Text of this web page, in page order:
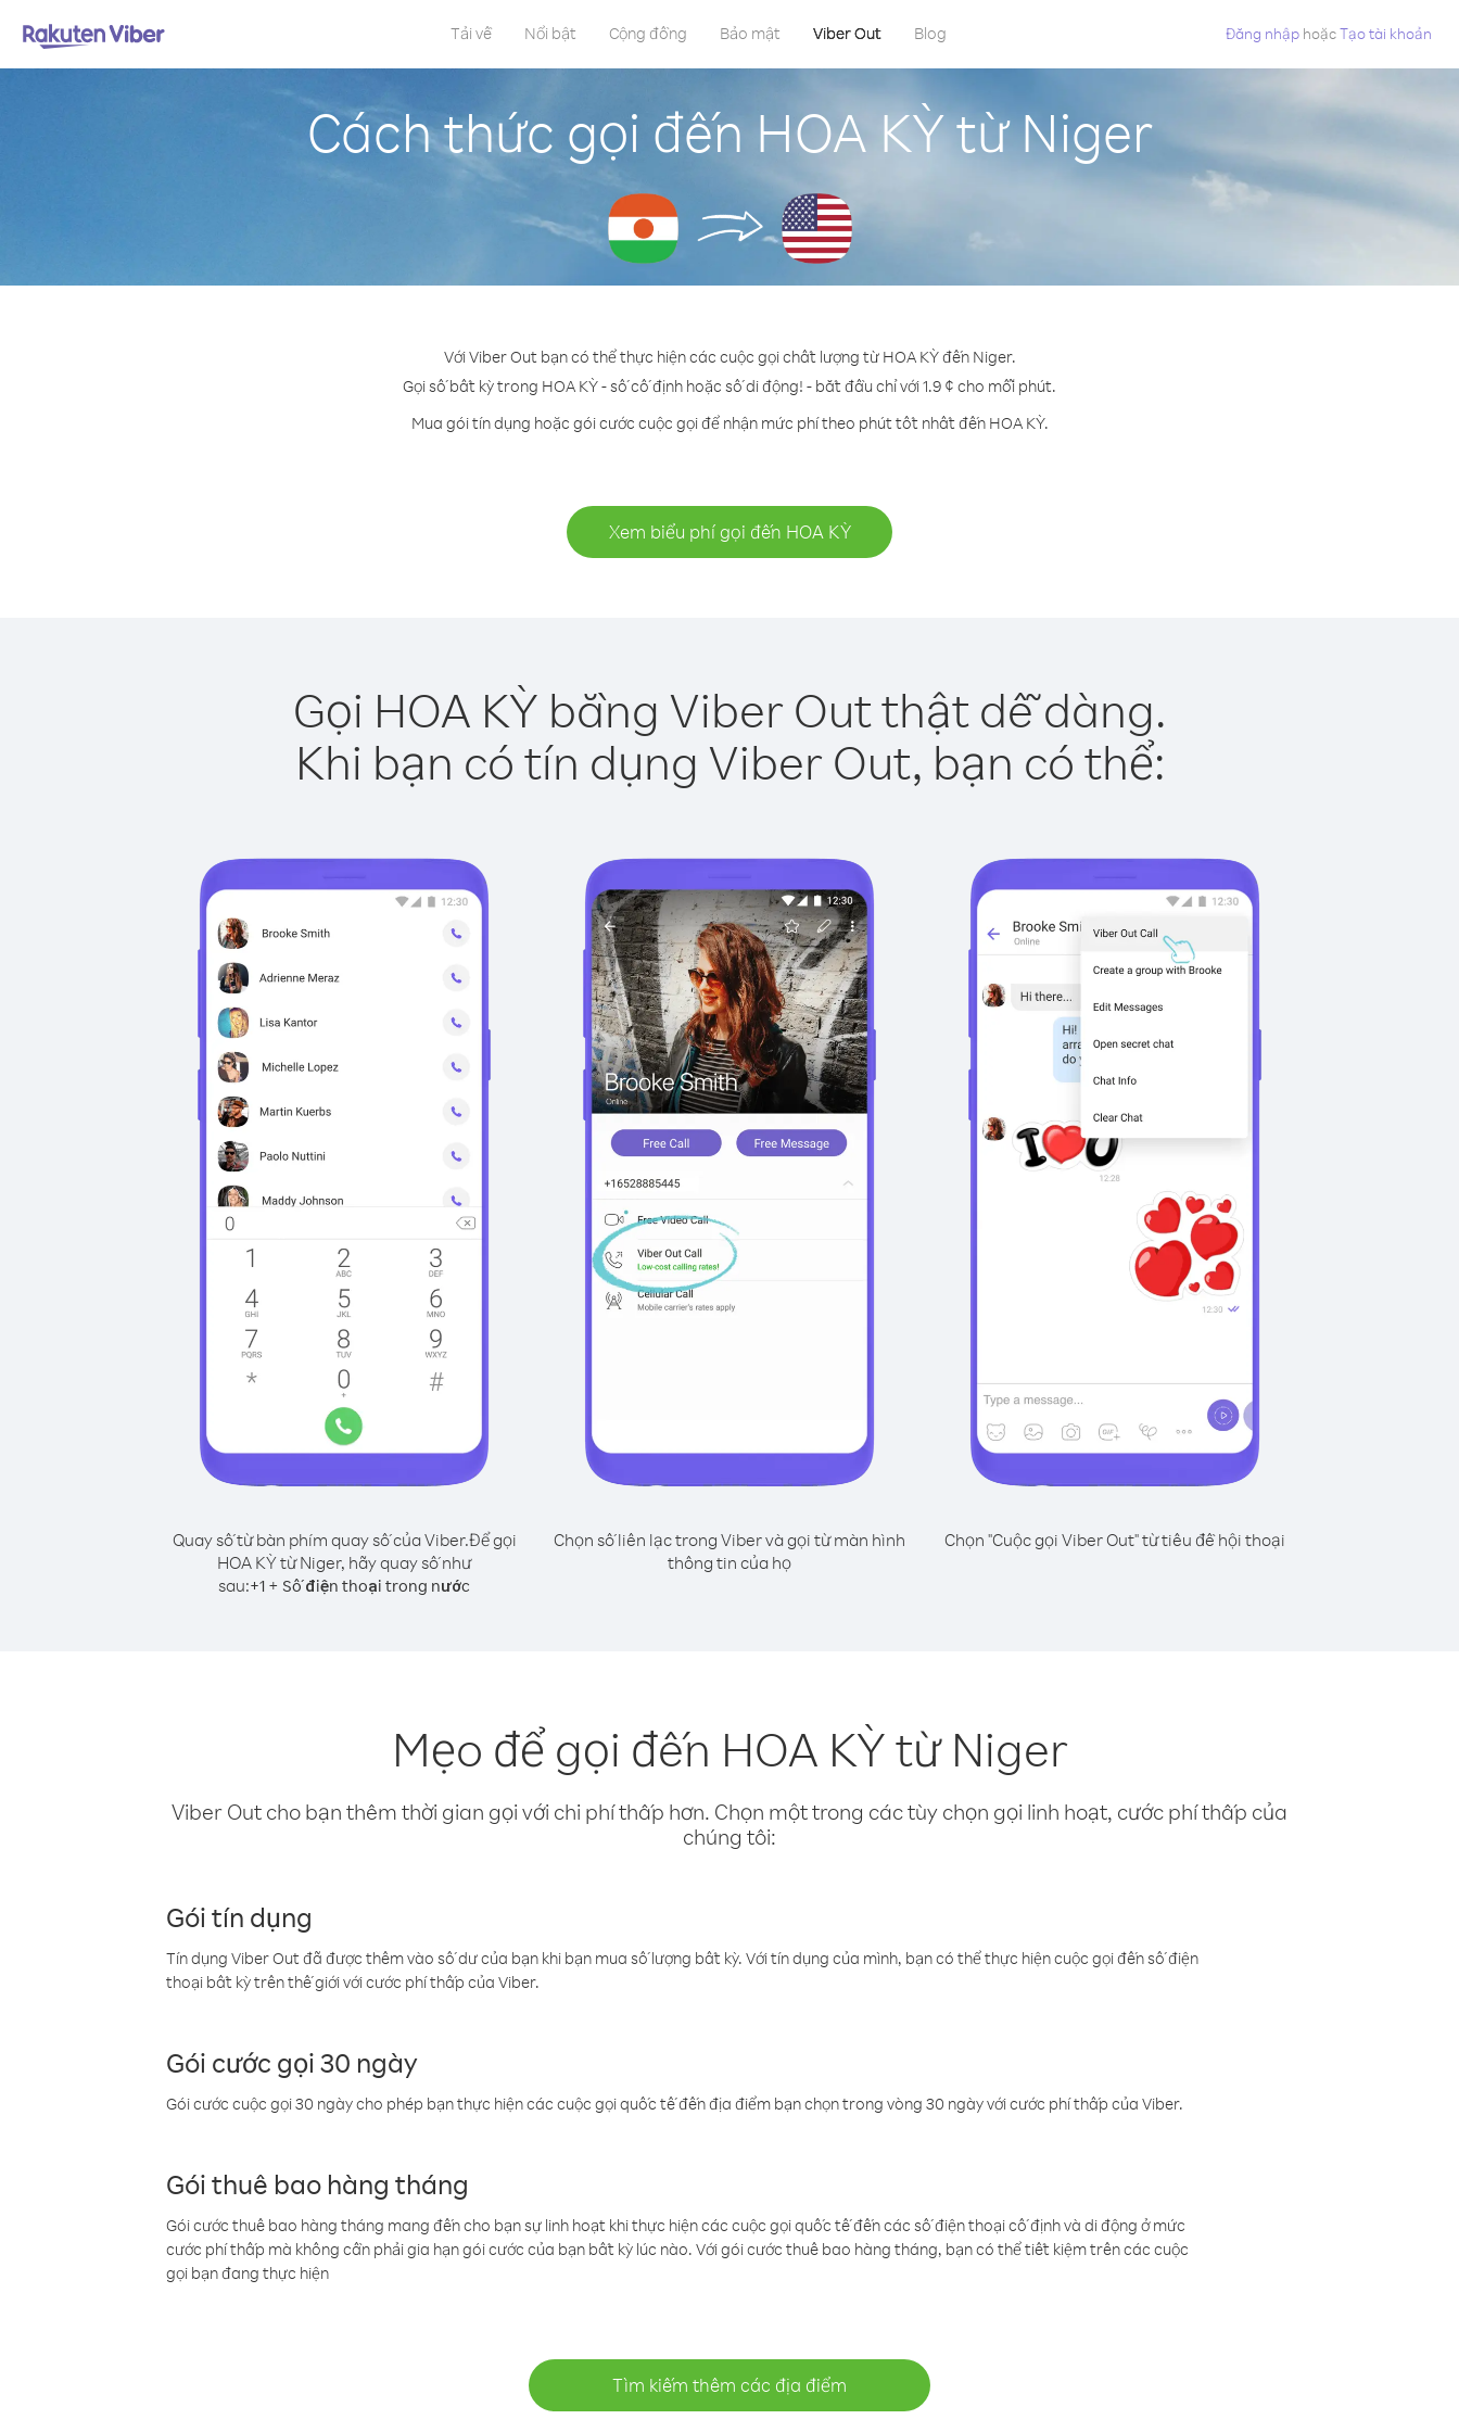
Tải về Nổi bật Cộng đồng Bảo mật Viber Out Blog Đăng nhập hoặcTạo tài khoản
Cách thức gọi đến HOA KỲ từ Niger
Với Viber Out bạn có thể thực hiện các cuộc gọi chất lượng từ HOA KỲ đến Niger.
Gọi số bất kỳ trong HOA KỲ - số cố định hoặc số di động! - bắt đầu chỉ với 1.9 ¢ cho mỗi phút.
Mua gói tín dụng hoặc gói cước cuộc gọi để nhận mức phí theo phút tốt nhất đến HOA KỲ.
Xem biểu phí gọi đến HOA KỲ
Gọi HOA KỲ bằng Viber Out thật dễ dàng.
Khi bạn có tín dụng Viber Out, bạn có thể:
Quay số từ bàn phím quay số của Viber.Để gọi
HOA KỲ từ Niger, hãy quay số như
sau:+1 + Số điện thoại trong nước
Chọn số liên lạc trong Viber và gọi từ màn hình
thông tin của họ
Chọn "Cuộc gọi Viber Out" từ tiêu đề hội thoại
Mẹo để gọi đến HOA KỲ từ Niger
Viber Out cho bạn thêm thời gian gọi với chi phí thấp hơn. Chọn một trong các tùy chọn gọi linh hoạt, cước phí thấp của
chúng tôi:
Gói tín dụng
Tín dụng Viber Out đã được thêm vào số dư của bạn khi bạn mua số lượng bất kỳ. Với tín dụng của mình, bạn có thể thực hiện cuộc gọi đến số điện
thoại bất kỳ trên thế giới với cước phí thấp của Viber.
Gói cước gọi 30 ngày
Gói cước cuộc gọi 30 ngày cho phép bạn thực hiện các cuộc gọi quốc tế đến địa điểm bạn chọn trong vòng 30 ngày với cước phí thấp của Viber.
Gói thuê bao hàng tháng
Gói cước thuê bao hàng tháng mang đến cho bạn sự linh hoạt khi thực hiện các cuộc gọi quốc tế đến các số điện thoại cố định và di động ở mức
cước phí thấp mà không cần phải gia hạn gói cước của bạn bất kỳ lúc nào. Với gói cước thuê bao hàng tháng, bạn có thể tiết kiệm trên các cuộc
gọi bạn đang thực hiện
Tìm kiếm thêm các địa điểm